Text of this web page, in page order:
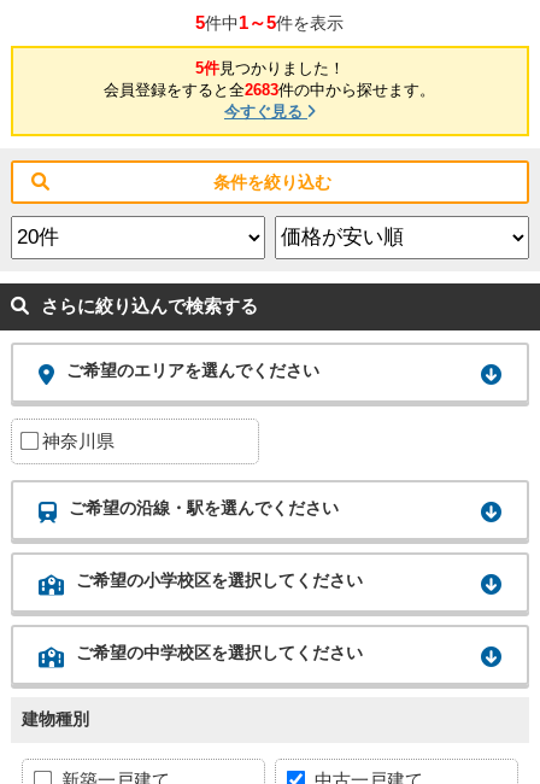
5件中1～5件を表示
5件見つかりました！
会員登録をすると全2683件の中から探せます。
今すぐ見る
条件を絞り込む
さらに絞り込んで検索する
ご希望のエリアを選んでください
神奈川県
ご希望の沿線・駅を選んでください
ご希望の小学校区を選択してください
ご希望の中学校区を選択してください
建物種別
新築一戸建て 中古一戸建て